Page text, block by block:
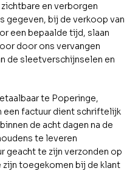
en verborgen
gegeven, bij de verkoop van
een bepaalde tijd, slaan
door ons vervangen
de sleetverschijnselen en
te Poperinge,
een factuur dient schriftelijk
de acht dagen na de
te leveren
geacht te zijn verzonden op
toegekomen bij de klant